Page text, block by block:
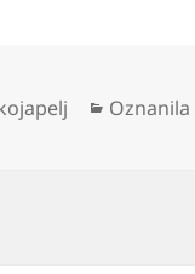
Kategorije
Oznanila